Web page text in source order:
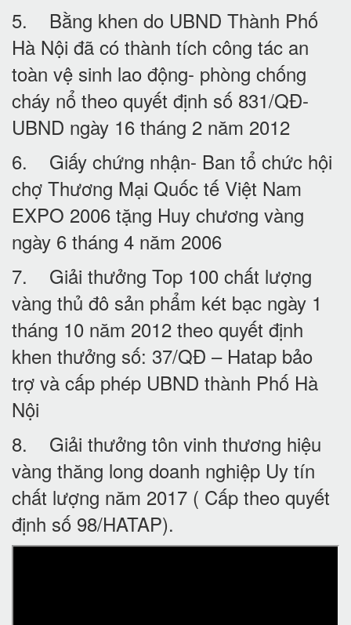
5. Bằng khen do UBND Thành Phố
Hà Nội đã có thành tích công tác an
toàn vệ sinh lao động- phòng chống
cháy nổ theo quyết định số 831/QĐ-
UBND ngày 16 tháng 2 năm 2012
6. Giấy chứng nhận- Ban tổ chức hội
chợ Thương Mại Quốc tế Việt Nam
EXPO 2006 tặng Huy chương vàng
ngày 6 tháng 4 năm 2006
7. Giải thưởng Top 100 chất lượng
vàng thủ đô sản phẩm két bạc ngày 1
tháng 10 năm 2012 theo quyết định
khen thưởng số: 37/QĐ – Hatap bảo
trợ và cấp phép UBND thành Phố Hà
Nội
8. Giải thưởng tôn vinh thương hiệu
vàng thăng long doanh nghiệp Uy tín
chất lượng năm 2017 ( Cấp theo quyết
định số 98/HATAP).